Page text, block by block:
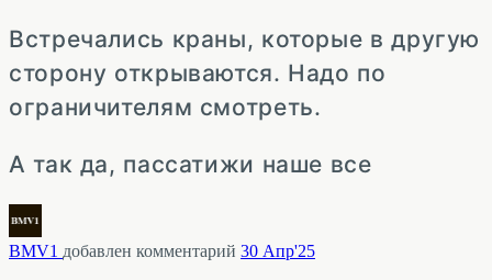
Встречались краны, которые в другую
сторону открываются. Надо по
ограничителям смотреть.
А так да, пассатижи наше все
BMV1 добавлен комментарий 30 Апр'25